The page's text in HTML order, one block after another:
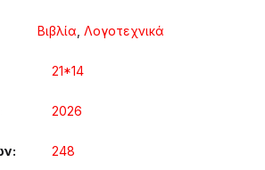
Βιβλία Λογοτεχνικά
21*14
2026
248